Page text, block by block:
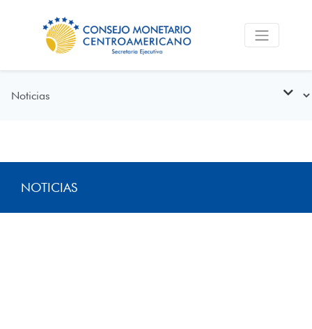
NOTICIAS